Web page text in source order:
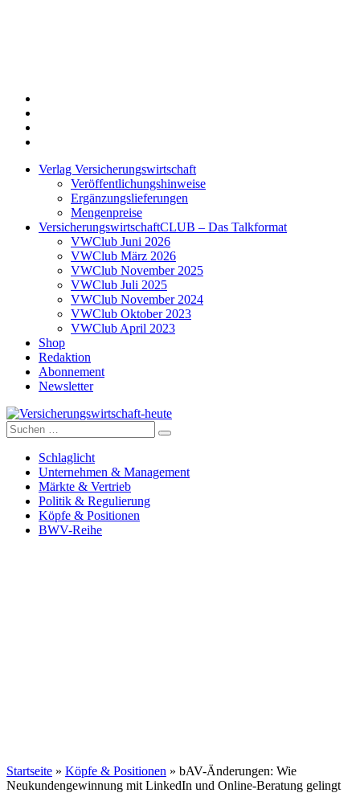
Verlag Versicherungswirtschaft
Veröffentlichungshinweise
Ergänzungslieferungen
Mengenpreise
VersicherungswirtschaftCLUB – Das Talkformat
VWClub Juni 2026
VWClub März 2026
VWClub November 2025
VWClub Juli 2025
VWClub November 2024
VWClub Oktober 2023
VWClub April 2023
Shop
Redaktion
Abonnement
Newsletter
Versicherungswirtschaft-heute
Suche
nach:
Schlaglicht
Unternehmen & Management
Märkte & Vertrieb
Politik & Regulierung
Köpfe & Positionen
BWV-Reihe
Startseite » Köpfe & Positionen » bAV-Änderungen: Wie
Neukundengewinnung mit LinkedIn und Online-Beratung gelingt